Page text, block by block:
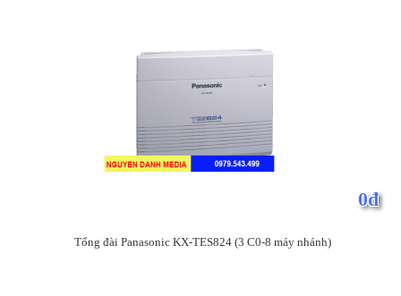
0đ
Tổng đài Panasonic KX-TES824 (3 C0-8 máy nhánh)